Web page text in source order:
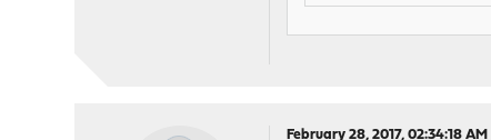
February 28, 2017, 02:34:18 AM